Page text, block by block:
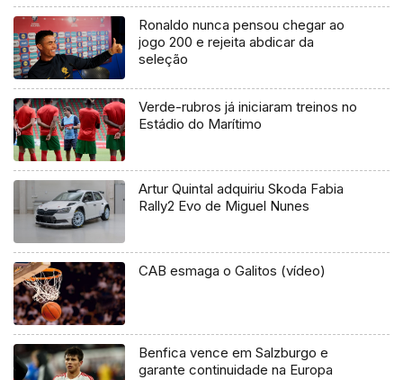
Ronaldo nunca pensou chegar ao
jogo 200 e rejeita abdicar da
seleção
Verde-rubros já iniciaram treinos no
Estádio do Marítimo
Artur Quintal adquiriu Skoda Fabia
Rally2 Evo de Miguel Nunes
CAB esmaga o Galitos (vídeo)
Benfica vence em Salzburgo e
garante continuidade na Europa